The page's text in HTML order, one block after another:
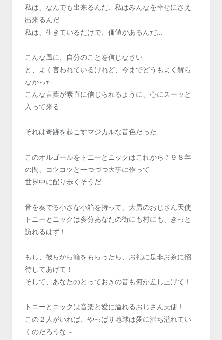
私は、なんでも出来るんだ、私はみんなを幸せにさえ
出来るんだ
私は、生きているだけで、価値があるんだ…
こんな風に、自分のことを信じなさい
と、よく言われているけれど、今までどうもよく解ら
なかった
こんな言葉が素直に信じられるように、心にスーッと
入って来る
それは奇跡を起こすマジカルな音色だった
このオルゴールをトニーとニックはこれから７９８年
の間、コツコツと一つづつ大事に作って
世界中に配り歩くそうだ
音を奏でる小さな小箱を持って、大男のおじさん天使
トニーとニックは多分あなたの街にも村にも、きっと
訪れるはず！
もし、彼らから箱をもらったら、お礼に是非お茶に招
待してあげて！
そして、あなたのとっておきの音も何か差し上げて！
トニーとニックは音楽と愛に溢れるおじさん天使！
この２人がいれば、やっぱり地球は愛に満ち溢れてい
くのだろうな～